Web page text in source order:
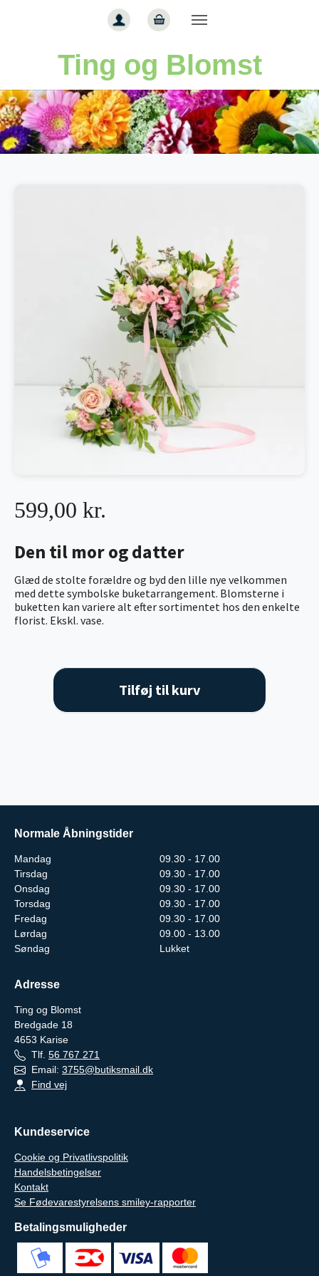
Ting og Blomst
Den til mor og datter
Glæd de stolte forældre og byd den lille nye velkommen
med dette symbolske buketarrangement. Blomsterne i
buketten kan variere alt efter sortimentet hos den enkelte
florist. Ekskl. vase.
599,00 kr.
Tilføj til kurv
Normale Åbningstider
Mandag
09.30 - 17.00
Tirsdag
09.30 - 17.00
Onsdag
09.30 - 17.00
Torsdag
09.30 - 17.00
Fredag
09.30 - 17.00
Lørdag
09.00 - 13.00
Søndag
Lukket
Adresse
Ting og Blomst
Bredgade 18
4653 Karise
Tlf. 56 767 271
Email: 3755@butiksmail.dk
Find vej
Kundeservice
Cookie og Privatlivspolitik
Handelsbetingelser
Kontakt
Se Fødevarestyrelsens smiley-rapporter
Betalingsmuligheder